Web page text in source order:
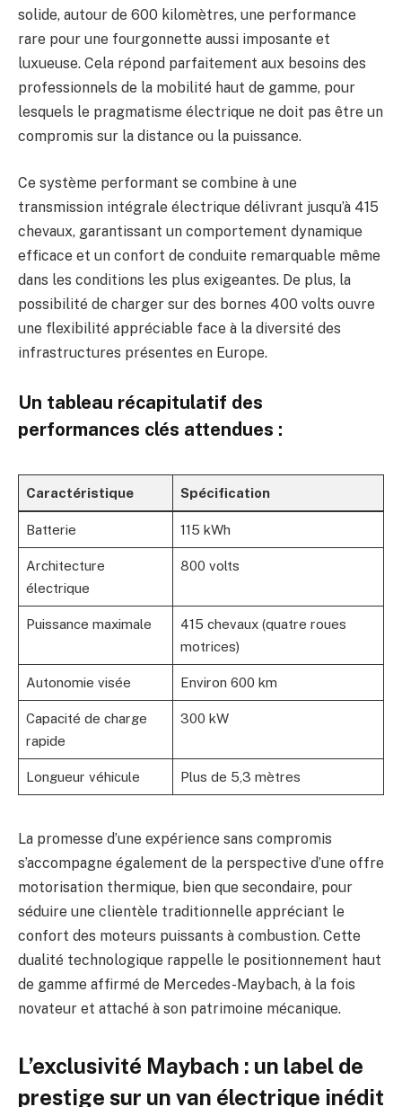
solide, autour de 600 kilomètres, une performance
rare pour une fourgonnette aussi imposante et
luxueuse. Cela répond parfaitement aux besoins des
professionnels de la mobilité haut de gamme, pour
lesquels le pragmatisme électrique ne doit pas être un
compromis sur la distance ou la puissance.
Ce système performant se combine à une
transmission intégrale électrique délivrant jusqu’à 415
chevaux, garantissant un comportement dynamique
efficace et un confort de conduite remarquable même
dans les conditions les plus exigeantes. De plus, la
possibilité de charger sur des bornes 400 volts ouvre
une flexibilité appréciable face à la diversité des
infrastructures présentes en Europe.
Un tableau récapitulatif des
performances clés attendues :
Caractéristique Spécification
Batterie 115 kWh
Architecture
électrique
800 volts
Puissance maximale
415 chevaux (quatre roues
motrices)
Autonomie visée Environ 600 km
Capacité de charge
rapide
300 kW
Longueur véhicule Plus de 5,3 mètres
La promesse d’une expérience sans compromis
s’accompagne également de la perspective d’une offre
motorisation thermique, bien que secondaire, pour
séduire une clientèle traditionnelle appréciant le
confort des moteurs puissants à combustion. Cette
dualité technologique rappelle le positionnement haut
de gamme affirmé de Mercedes-Maybach, à la fois
novateur et attaché à son patrimoine mécanique.
L’exclusivité Maybach : un label de
prestige sur un van électrique inédit